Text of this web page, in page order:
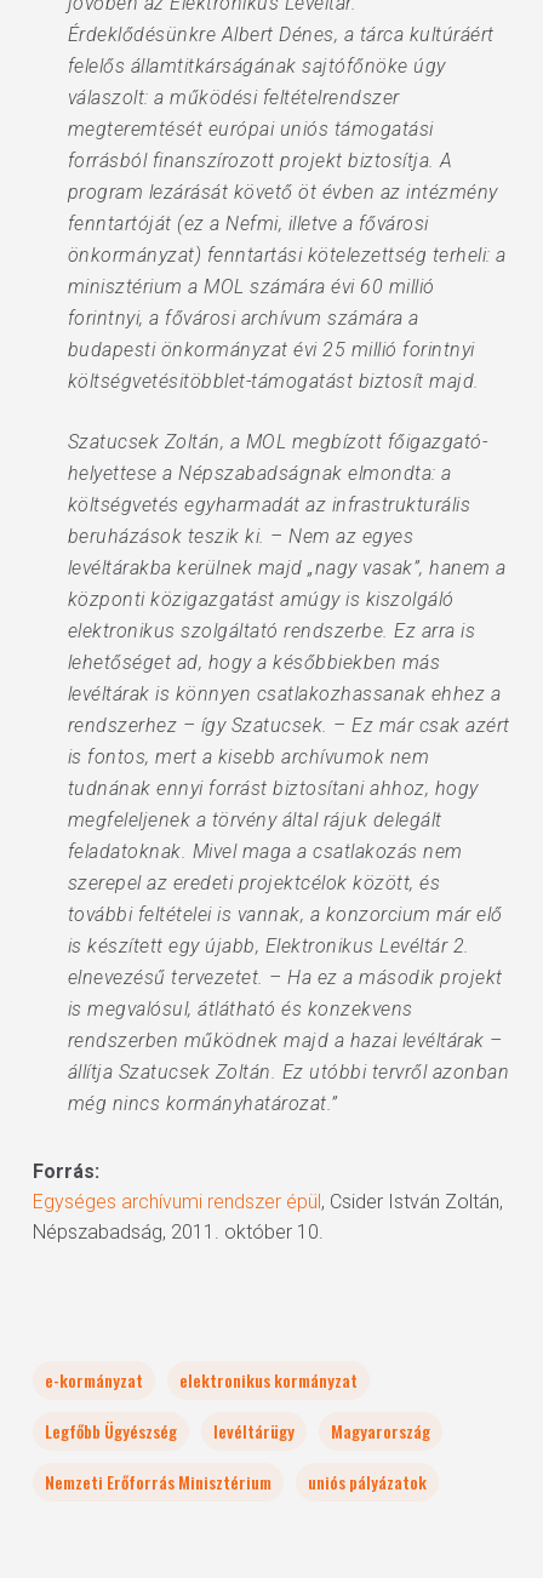
Érdeklődésünkre Albert Dénes, a tárca kultúráért
felelős államtitkárságának sajtófőnöke úgy
válaszolt: a működési feltételrendszer
megteremtését európai uniós támogatási
forrásból finanszírozott projekt biztosítja. A
program lezárását követő öt évben az intézmény
fenntartóját (ez a Nefmi, illetve a fővárosi
önkormányzat) fenntartási kötelezettség terheli: a
minisztérium a MOL számára évi 60 millió
forintnyi, a fővárosi archívum számára a
budapesti önkormányzat évi 25 millió forintnyi
költségvetésitöbblet-támogatást biztosít majd.
Szatucsek Zoltán, a MOL megbízott főigazgató-
helyettese a Népszabadságnak elmondta: a
költségvetés egyharmadát az infrastrukturális
beruházások teszik ki. – Nem az egyes
levéltárakba kerülnek majd „nagy vasak”, hanem a
központi közigazgatást amúgy is kiszolgáló
elektronikus szolgáltató rendszerbe. Ez arra is
lehetőséget ad, hogy a későbbiekben más
levéltárak is könnyen csatlakozhassanak ehhez a
rendszerhez – így Szatucsek. – Ez már csak azért
is fontos, mert a kisebb archívumok nem
tudnának ennyi forrást biztosítani ahhoz, hogy
megfeleljenek a törvény által rájuk delegált
feladatoknak. Mivel maga a csatlakozás nem
szerepel az eredeti projektcélok között, és
további feltételei is vannak, a konzorcium már elő
is készített egy újabb, Elektronikus Levéltár 2.
elnevezésű tervezetet. – Ha ez a második projekt
is megvalósul, átlátható és konzekvens
rendszerben működnek majd a hazai levéltárak –
állítja Szatucsek Zoltán. Ez utóbbi tervről azonban
még nincs kormányhatározat.”
Forrás:
Egységes archívumi rendszer épül, Csider István Zoltán,
Népszabadság, 2011. október 10.
e-kormányzat
elektronikus kormányzat
Legfőbb Ügyészség
levéltárügy
Magyarország
Nemzeti Erőforrás Minisztérium
uniós pályázatok